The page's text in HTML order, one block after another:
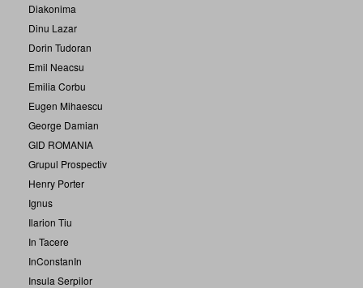
Diakonima
Dinu Lazar
Dorin Tudoran
Emil Neacsu
Emilia Corbu
Eugen Mihaescu
George Damian
GID ROMANIA
Grupul Prospectiv
Henry Porter
Ignus
Ilarion Tiu
In Tacere
InConstanIn
Insula Serpilor